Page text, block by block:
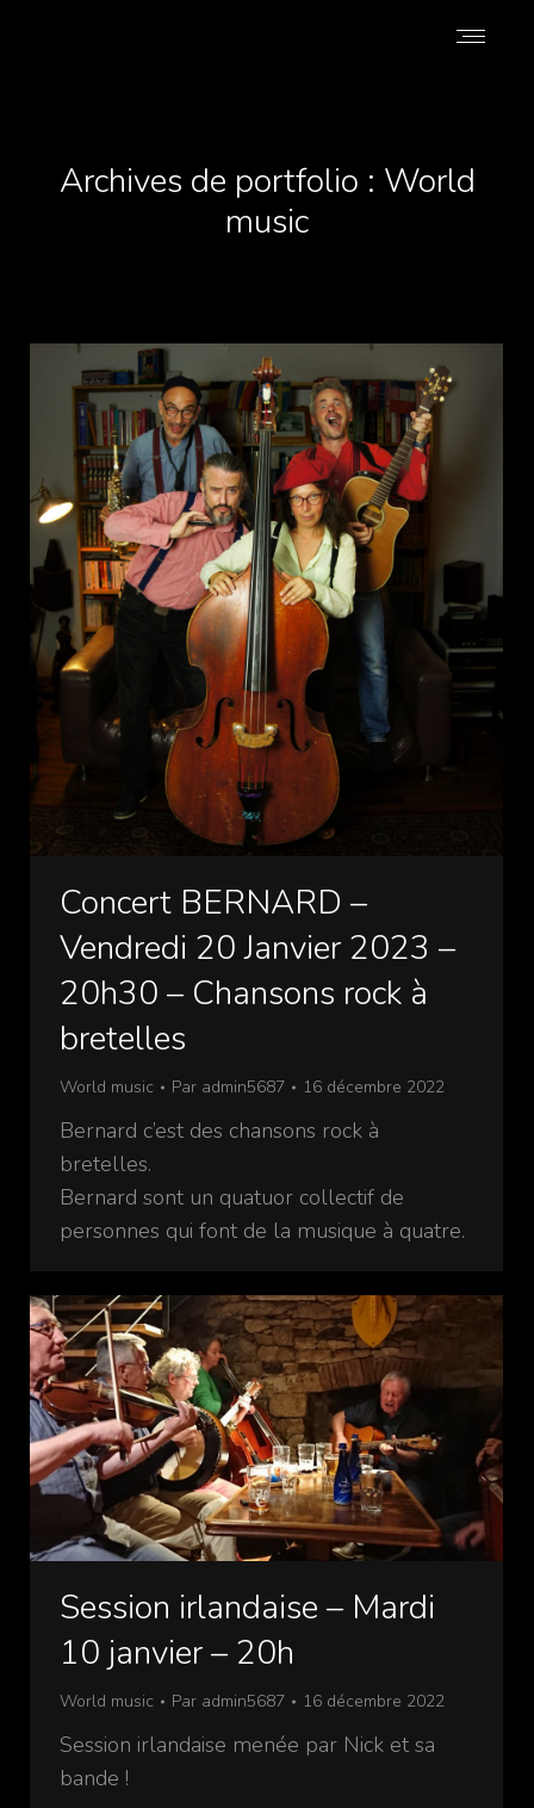
Archives de portfolio : World
music
Concert BERNARD –
Vendredi 20 Janvier 2023 –
20h30 – Chansons rock à
bretelles
World music Par admin5687 16 décembre 2022
Bernard c’est des chansons rock à
bretelles.
Bernard sont un quatuor collectif de
personnes qui font de la musique à quatre.
Session irlandaise – Mardi
10 janvier – 20h
World music Par admin5687 16 décembre 2022
Session irlandaise menée par Nick et sa
bande !